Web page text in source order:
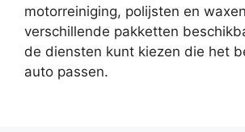
motorreiniging, polijsten en
verschillende pakketten
de diensten kunt kiezen die het
auto passen.